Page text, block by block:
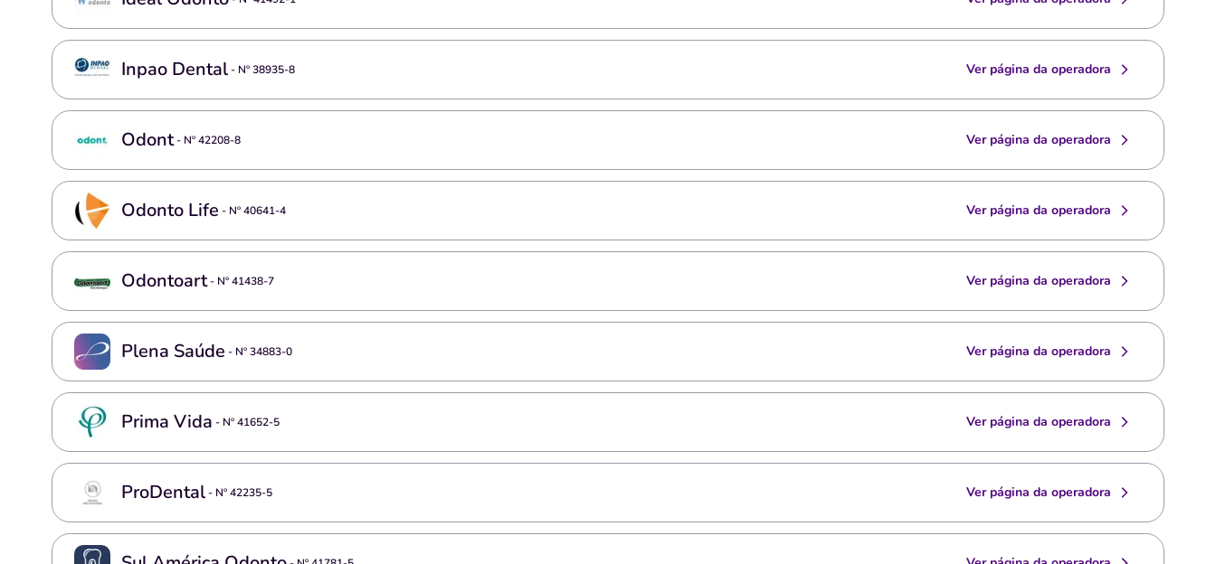
Inpao Dental- Nº38935-8 Ver página da operadora
Odont- Nº42208-8 Ver página da operadora
Odonto Life - Nº40641-4 Ver página da operadora
Odontoart- Nº41438-7 Ver página da operadora
Plena Saúde - Nº34883-0 Ver página da operadora
Prima Vida - Nº41652-5 Ver página da operadora
ProDental- Nº42235-5 Ver página da operadora